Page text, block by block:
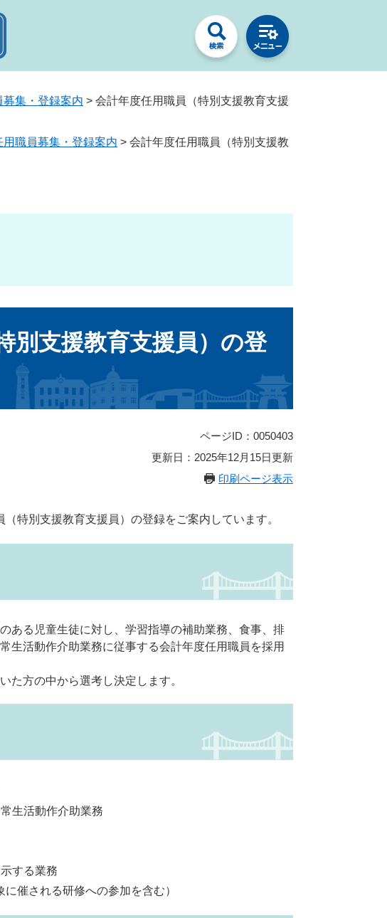
集・登録案内 > 会計年度任用職員（特別支援教育支援
用職員募集・登録案内 > 会計年度任用職員（特別支援教
別支援教育支援員）の登
ページID：0050403
更新日：2025年12月15日更新
印刷ページ表示
別支援教育支援員）の登録をご案内しています。
ある児童生徒に対し、学習指導の補助業務、食事、排
生活動作介助業務に従事する会計年度任用職員を採用
た方の中から選考し決定します。​
生活動作介助業務
する業務
される研修への参加を含む）